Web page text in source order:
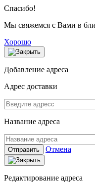
Спасибо!
Мы свяжемся с Вами в
Хорошо
Добавление адреса
Адрес доставки
Название адреса
Отправить Отмена
Редактирование адреса